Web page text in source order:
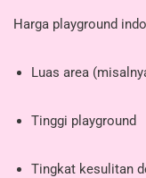
Harga playground
Luas area
Tinggi playground
Tingkat kesulitan